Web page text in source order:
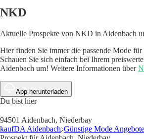
NKD
Aktuelle Prospekte von NKD in Aidenbach
Hier finden Sie immer die passende Mode für
Schauen Sie sich einfach bei Ihrem
Aidenbach um! Weitere Informationen über
App herunterladen
Du bist hier
94501 Aidenbach, Niederbay
kaufDA Aidenbach Günstige Mode